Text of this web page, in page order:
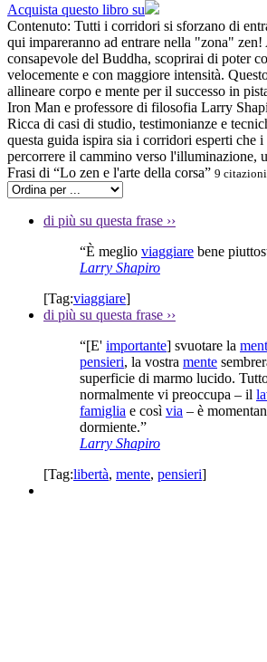
Acquista questo libro su
Contenuto: Tutti i corridori si sforzano di
qui impareranno ad entrare nella "zona"
consapevole del Buddha, scoprirai di poter
velocemente e con maggiore intensità.
allineare corpo e mente per il successo in
Iron Man e professore di filosofia Larry
Ricca di casi di studio, testimonianze e
questa guida ispira sia i corridori esperti che
percorrere il cammino verso l'illuminazione,
Frasi di “Lo zen e l'arte della corsa” 9 citazioni
di più su questa frase ››
“È meglio viaggiare bene
Larry Shapiro
[Tag:viaggiare]
di più su questa frase ››
“[E' importante] svuotare la
pensieri, la vostra mente
superficie di marmo lucido.
normalmente vi preoccupa – il
famiglia e così via – è
dormiente.”
Larry Shapiro
[Tag:libertà, mente, pensieri]